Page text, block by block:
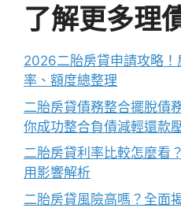
了解更多理
2026二胎房貸申請攻略！
率、額度總整理
二胎房貸債務整合擺脫債
你成功整合負債減輕還款
二胎房貸利率比較怎麼看
用影響解析
二胎房貸風險高嗎？全面